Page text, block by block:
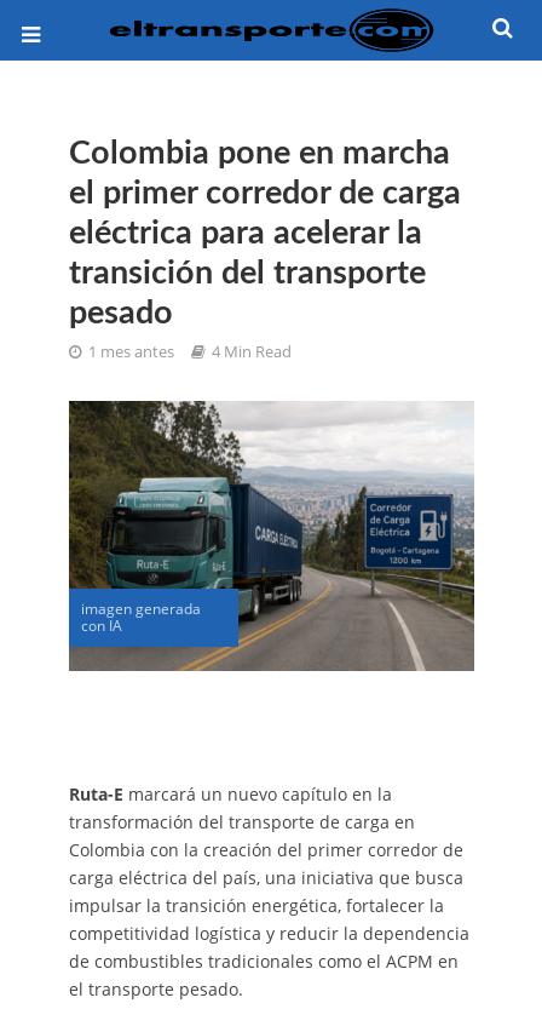
Colombia pone en marcha
el primer corredor de carga
eléctrica para acelerar la
transición del transporte
pesado
1 mes antes 4 Min Read
imagen generada
con IA
Ruta-E marcará un nuevo capítulo en la
transformación del transporte de carga en
Colombia con la creación del primer corredor de
carga eléctrica del país, una iniciativa que busca
impulsar la transición energética, fortalecer la
competitividad logística y reducir la dependencia
de combustibles tradicionales como el ACPM en
el transporte pesado.